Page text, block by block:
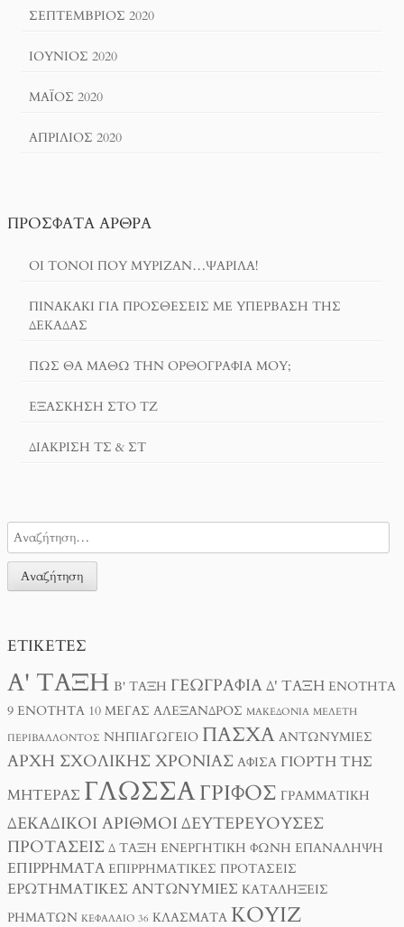
ΣΕΠΤΈΜΒΡΙΟΣ 2020
ΙΟΎΝΙΟΣ 2020
ΜΆΙΟΣ 2020
ΑΠΡΊΛΙΟΣ 2020
ΠΡΌΣΦΑΤΑ ΆΡΘΡΑ
ΟΙ ΤΌΝΟΙ ΠΟΥ ΜΎΡΙΖΑΝ…ΨΑΡΊΛΑ!
ΠΙΝΑΚΆΚΙ ΓΙΑ ΠΡΟΣΘΈΣΕΙΣ ΜΕ ΥΠΈΡΒΑΣΗ ΤΗΣ
ΔΕΚΆΔΑΣ
ΠΏΣ ΘΑ ΜΆΘΩ ΤΗΝ ΟΡΘΟΓΡΑΦΊΑ ΜΟΥ;
ΕΞΆΣΚΗΣΗ ΣΤΟ ΤΖ
ΔΙΆΚΡΙΣΗ ΤΣ & ΣΤ
ΕΤΙΚΈΤΕΣ
Α' ΤΆΞΗ Β' ΤΆΞΗ ΓΕΩΓΡΑΦΊΑΔ' ΤΆΞΗ ΕΝΌΤΗΤΑ
9 ΕΝΌΤΗΤΑ 10 ΜΈΓΑΣ ΑΛΈΞΑΝΔΡΟΣ ΜΑΚΕΔΟΝΊΑ ΜΕΛΈΤΗ
ΠΕΡΙΒΆΛΛΟΝΤΟΣ ΝΗΠΙΑΓΩΓΕΊΟ ΠΆΣΧΑ ΑΝΤΩΝΥΜΊΕΣ
ΑΡΧΉ ΣΧΟΛΙΚΉΣ ΧΡΟΝΙΆΣ ΑΦΊΣΑ ΓΙΟΡΤΉ ΤΗΣ
ΜΗΤΈΡΑΣ ΓΛΏΣΣΑΓΡΊΦΟΣ ΓΡΑΜΜΑΤΙΚΉ
ΔΕΚΑΔΙΚΟΊ ΑΡΙΘΜΟΊ ΔΕΥΤΕΡΕΎΟΥΣΕΣ
ΠΡΟΤΆΣΕΙΣ Δ ΤΑΞΗ ΕΝΕΡΓΗΤΙΚΉ ΦΩΝΉ ΕΠΑΝΆΛΗΨΗ
ΕΠΙΡΡΉΜΑΤΑ ΕΠΙΡΡΗΜΑΤΙΚΈΣ ΠΡΟΤΆΣΕΙΣ
ΕΡΩΤΗΜΑΤΙΚΈΣ ΑΝΤΩΝΥΜΊΕΣ ΚΑΤΑΛΉΞΕΙΣ
ΡΗΜΆΤΩΝ ΚΕΦΆΛΑΙΟ 36 ΚΛΆΣΜΑΤΑ ΚΟΥΊΖ